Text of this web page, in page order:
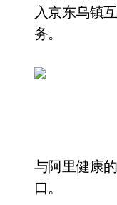
入京东乌镇
务。
与阿里健康
口。